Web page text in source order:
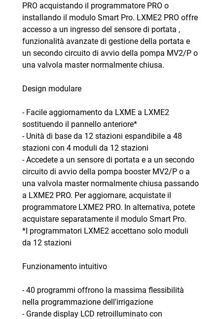
PRO acquistando il programmatore PRO o
installando il modulo Smart Pro. LXME2 PRO offre
accesso a un ingresso del sensore di portata ,
funzionalità avanzate di gestione della portata e
un secondo circuito di avvio della pompa MV2/P o
una valvola master normalmente chiusa.
Design modulare
- Facile aggiornamento da LXME a LXME2
sostituendo il pannello anteriore*
- Unità di base da 12 stazioni espandibile a 48
stazioni con 4 moduli da 12 stazioni
- Accedete a un sensore di portata e a un secondo
circuito di avvio della pompa booster MV2/P o a
una valvola master normalmente chiusa passando
a LXME2 PRO. Per aggiornare, acquistate il
programmatore LXME2 PRO. In alternativa, potete
acquistare separatamente il modulo Smart Pro.
*I programmatori LXME2 accettano solo moduli
da 12 stazioni
Funzionamento intuitivo
- 40 programmi offrono la massima flessibilità
nella programmazione dell'irrigazione
- Grande display LCD retroilluminato con